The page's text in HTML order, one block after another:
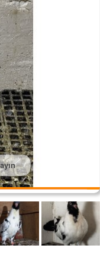
için üzerine tıklayın
için üzerine tıklayın
için üzerine tıklayın
için üzerine